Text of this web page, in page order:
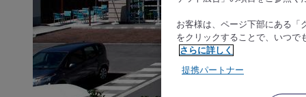
お客様は、ページ下部にある「
をクリックすることで、いつで
さらに詳しく
提携パートナー